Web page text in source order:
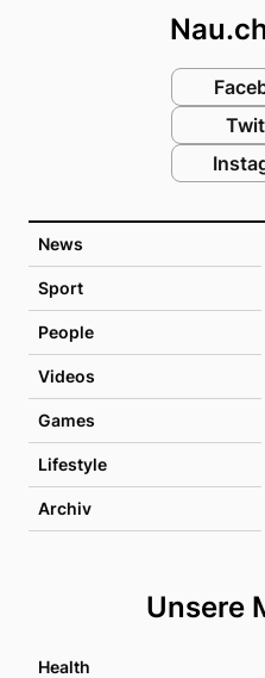
News
Sport
People
Videos
Games
Lifestyle
Archiv
Unsere
Health